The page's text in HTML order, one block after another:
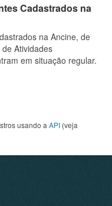
Cadastrados na
na Ancine, de
Atividades
em situação regular.
usando a API (veja